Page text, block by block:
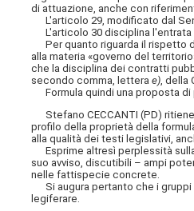
di attuazione, anche con
L'articolo 29, modificato dal
L'articolo 30 disciplina l'entrata
Per quanto riguarda il rispetto
alla materia «governo del
che la disciplina dei contratti
secondo comma, letterae) ,
Formula quindi una proposta
Stefano CECCANTI (PD)
profilo della proprietà della
alla qualità dei testi legislativi,
Esprime altresì perplessità
suo avviso, discutibili – ampi
nelle fattispecie concrete.
Si augura pertanto che i
legiferare.